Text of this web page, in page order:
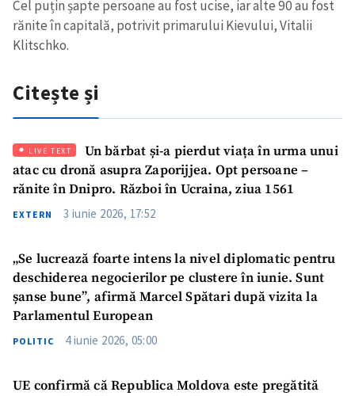
Cel puțin șapte persoane au fost ucise, iar alte 90 au fost
rănite în capitală, potrivit primarului Kievului, Vitalii
Klitschko.
Citește și
LIVE TEXT
Un bărbat și-a pierdut viața în urma unui
atac cu dronă asupra Zaporijjea. Opt persoane –
rănite în Dnipro. Război în Ucraina, ziua 1561
EXTERN 3 iunie 2026, 17:52
„Se lucrează foarte intens la nivel diplomatic pentru
deschiderea negocierilor pe clustere în iunie. Sunt
șanse bune”, afirmă Marcel Spătari după vizita la
Parlamentul European
POLITIC 4 iunie 2026, 05:00
UE confirmă că Republica Moldova este pregătită